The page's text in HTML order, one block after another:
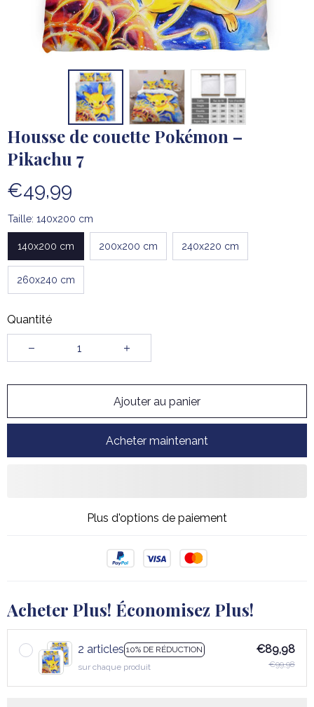
Housse de couette Pokémon –
Pikachu 7
€49,99
Taille: 140x200 cm
140x200 cm 200x200 cm 240x220 cm
260x240 cm
Quantité
Ajouter au panier
Acheter maintenant
Plus d'options de paiement
Acheter Plus! Économisez Plus!
2 articles 10% DE RÉDUCTION
sur chaque produit
€89,98
€99,98